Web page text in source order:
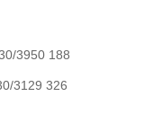
3950 188
3129 326